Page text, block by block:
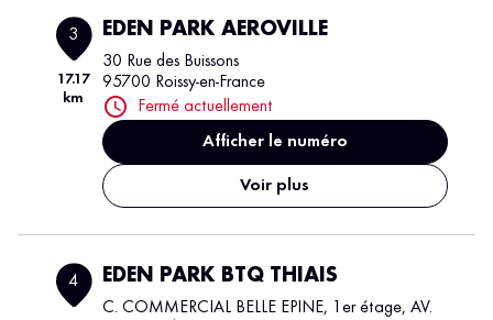
3
17.17
km
EDEN PARK AEROVILLE
30 Rue des Buissons
95700 Roissy-en-France
Fermé actuellement
Afficher le numéro
Voir plus
4 EDEN PARK BTQ THIAIS
C. COMMERCIAL BELLE EPINE, 1er étage, AV.